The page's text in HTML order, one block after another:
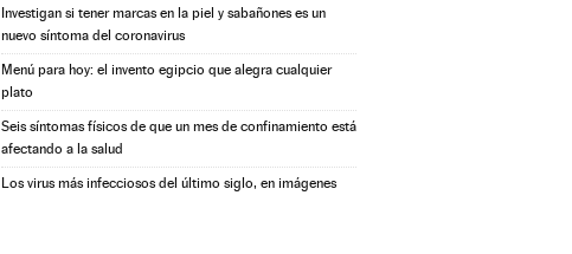
Investigan si tener marcas en la piel y sabañones es un
nuevo síntoma del coronavirus
Menú para hoy: el invento egipcio que alegra cualquier
plato
Seis síntomas físicos de que un mes de confinamiento está
afectando a la salud
Los virus más infecciosos del último siglo, en imágenes